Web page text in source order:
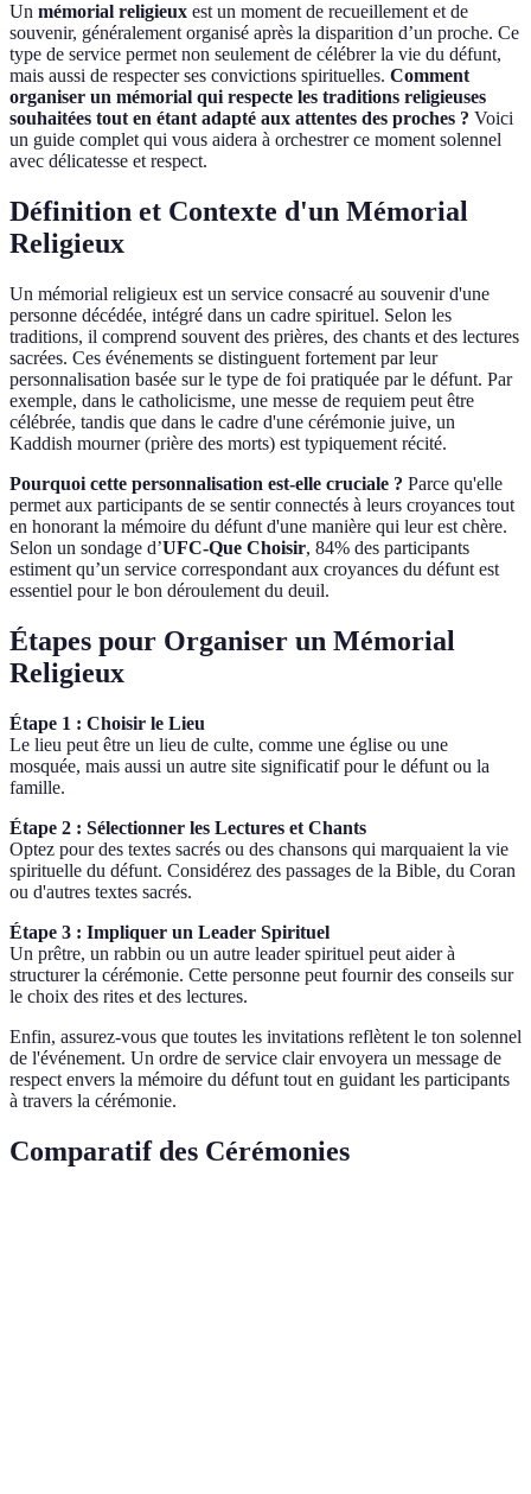
Un mémorial religieux est un moment de recueillement et de
souvenir, généralement organisé après la disparition d’un proche. Ce
type de service permet non seulement de célébrer la vie du défunt,
mais aussi de respecter ses convictions spirituelles. Comment
organiser un mémorial qui respecte les traditions religieuses
souhaitées tout en étant adapté aux attentes des proches ? Voici
un guide complet qui vous aidera à orchestrer ce moment solennel
avec délicatesse et respect.
Définition et Contexte d'un Mémorial
Religieux
Un mémorial religieux est un service consacré au souvenir d'une
personne décédée, intégré dans un cadre spirituel. Selon les
traditions, il comprend souvent des prières, des chants et des lectures
sacrées. Ces événements se distinguent fortement par leur
personnalisation basée sur le type de foi pratiquée par le défunt. Par
exemple, dans le catholicisme, une messe de requiem peut être
célébrée, tandis que dans le cadre d'une cérémonie juive, un
Kaddish mourner (prière des morts) est typiquement récité.
Pourquoi cette personnalisation est-elle cruciale ? Parce qu'elle
permet aux participants de se sentir connectés à leurs croyances tout
en honorant la mémoire du défunt d'une manière qui leur est chère.
Selon un sondage d’UFC-Que Choisir, 84% des participants
estiment qu’un service correspondant aux croyances du défunt est
essentiel pour le bon déroulement du deuil.
Étapes pour Organiser un Mémorial
Religieux
Étape 1 : Choisir le Lieu
Le lieu peut être un lieu de culte, comme une église ou une
mosquée, mais aussi un autre site significatif pour le défunt ou la
famille.
Étape 2 : Sélectionner les Lectures et Chants
Optez pour des textes sacrés ou des chansons qui marquaient la vie
spirituelle du défunt. Considérez des passages de la Bible, du Coran
ou d'autres textes sacrés.
Étape 3 : Impliquer un Leader Spirituel
Un prêtre, un rabbin ou un autre leader spirituel peut aider à
structurer la cérémonie. Cette personne peut fournir des conseils sur
le choix des rites et des lectures.
Enfin, assurez-vous que toutes les invitations reflètent le ton solennel
de l'événement. Un ordre de service clair envoyera un message de
respect envers la mémoire du défunt tout en guidant les participants
à travers la cérémonie.
Comparatif des Cérémonies